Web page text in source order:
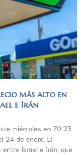
más alto en
e Irán
miércoles en 70.23
24 de enero. El
Israel e Irán, que